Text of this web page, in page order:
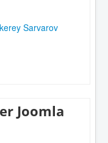
Sarvarov
Joomla